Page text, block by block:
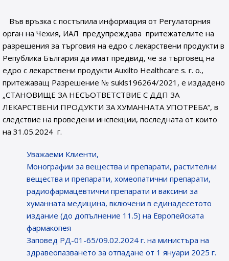
Във връзка с постъпила информация от Регулаторния
орган на Чехия, ИАЛ предупреждава притежателите на
разрешения за търговия на едро с лекарствени продукти в
Република България да имат предвид, че за търговец на
едро с лекарствени продукти Auxilto Healthcare s. r. o.,
притежаващ Разрешение № sukls196264/2021, e издадено
„СТАНОВИЩЕ ЗА НЕСЪОТВЕТСТВИЕ С ДДП ЗА
ЛЕКАРСТВЕНИ ПРОДУКТИ ЗА ХУМАННАТА УПОТРЕБА“, в
следствие на проведени инспекции, последната от които
на 31.05.2024 г.
Уважаеми Клиенти,
Монографии за вещества и препарати, растителни
вещества и препарати, хомеопатични препарати,
радиофармацевтични препарати и ваксини за
хуманната медицина, включени в единадесетото
издание (до допълнение 11.5) на Европейската
фармакопея
Заповед РД-01-65/09.02.2024 г. на министъра на
здравеопазването за отпадане от 1 януари 2025 г.